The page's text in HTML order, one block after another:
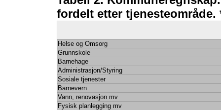
fordelt etter tjenesteområde.
Helse og Omsorg
Grunnskole
Barnehage
Administrasjon/Styring
Sosiale tjenester
Barnevern
Vann, renovasjon mv
Fysisk planlegging mv